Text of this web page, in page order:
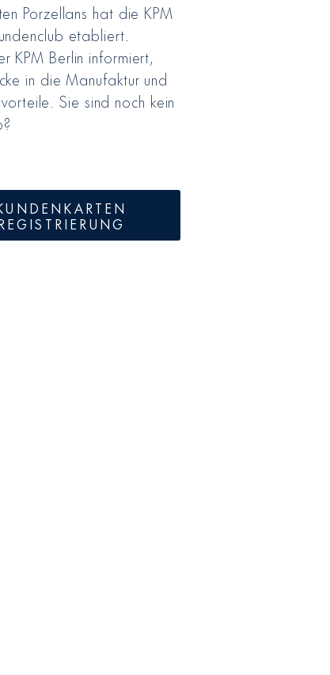
Porzellans hat die KPM
etabliert.
KPM Berlin informiert,
in die Manufaktur und
Sie sind noch kein